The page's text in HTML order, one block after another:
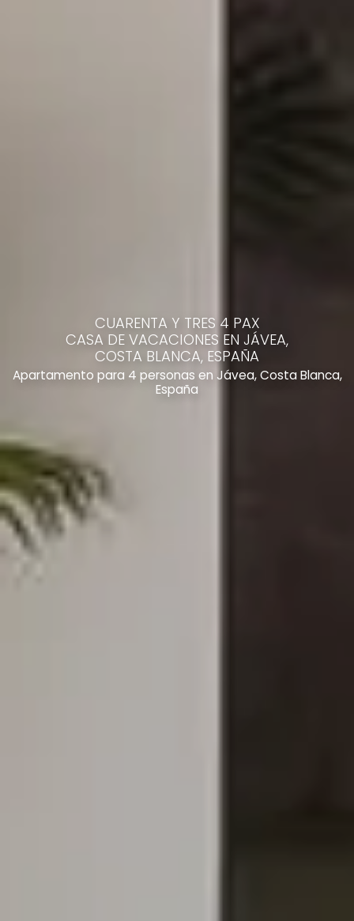
CUARENTA Y TRES 4 PAX
CASA DE VACACIONES EN JÁVEA,
COSTA BLANCA, ESPAÑA
Apartamento para 4 personas en Jávea, Costa Blanca,
España